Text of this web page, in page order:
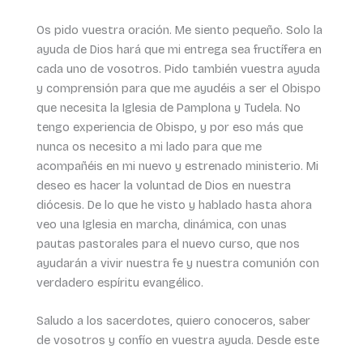
Os pido vuestra oración. Me siento pequeño. Solo la
ayuda de Dios hará que mi entrega sea fructífera en
cada uno de vosotros. Pido también vuestra ayuda
y comprensión para que me ayudéis a ser el Obispo
que necesita la Iglesia de Pamplona y Tudela. No
tengo experiencia de Obispo, y por eso más que
nunca os necesito a mi lado para que me
acompañéis en mi nuevo y estrenado ministerio. Mi
deseo es hacer la voluntad de Dios en nuestra
diócesis. De lo que he visto y hablado hasta ahora
veo una Iglesia en marcha, dinámica, con unas
pautas pastorales para el nuevo curso, que nos
ayudarán a vivir nuestra fe y nuestra comunión con
verdadero espíritu evangélico.
Saludo a los sacerdotes, quiero conoceros, saber
de vosotros y confío en vuestra ayuda. Desde este